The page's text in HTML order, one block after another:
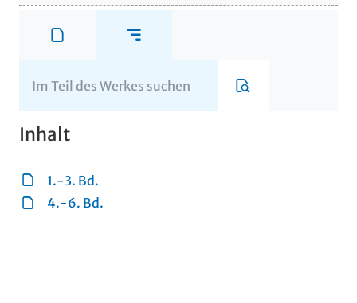
Inhalt
1.-3. Bd.
4.-6. Bd.